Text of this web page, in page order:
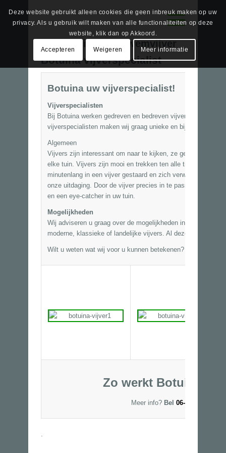
Tag Archief van: zwemvijver
Botuina vijverspecialist
Botuina uw vijverspecialist!
Vijverspecialisten
Bij Botuina werken gedreven en bedreven
vijverspecialisten maken wij graag unieke en bijzondere
Algemeen
Vijvers zijn interessant om naar te kijken, ze geven rust en
elke tuin. Vijvers zijn mooi en trekken ten alle tijde
minutenlang in een vijver gestaard en zich verwonderd
onze uitdaging. Door de vijver precies in te passen in het
en een eye-catcher in uw tuin.
Mogelijkheden
Wij adviseren u graag over de mogelijkheden in uw situatie.
moderne, klassieke of landelijke vijvers. Al deze vijvers
Wilt u weten wat wij voor u kunnen betekenen? Wij komen
Zo werkt Botuina
Meer info? Bel06-53250327 of
.
Deze website gebruikt alleen cookies die geen inbreuk maken op uw
privacy. Als u gebruik wilt maken van alle functionaliteiten op deze
website, klik dan op Akkoord.
Accepteren Weigeren Meer informatie